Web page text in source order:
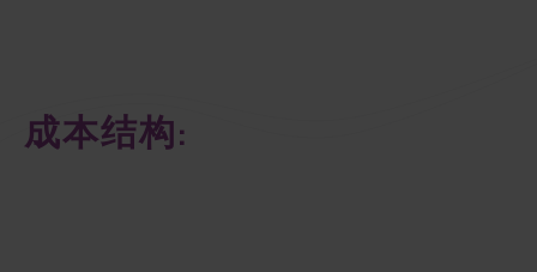
成本结构: